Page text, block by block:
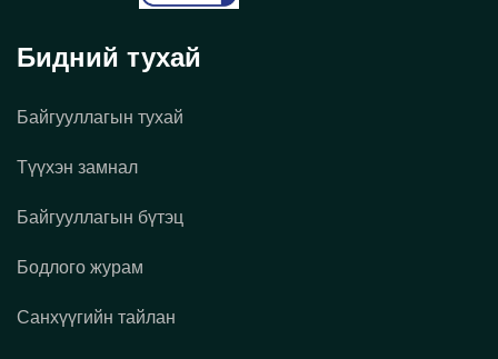
Бидний тухай
Байгууллагын тухай
Түүхэн замнал
Байгууллагын бүтэц
Бодлого журам
Санхүүгийн тайлан